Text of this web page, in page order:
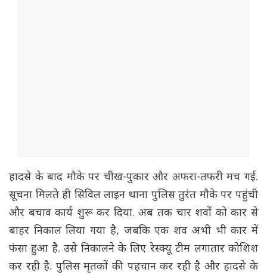
हादसे के बाद मौके पर चीख-पुकार और अफरा-तफरी मच गई.
सूचना मिलते ही सिविल लाइन थाना पुलिस तुरंत मौके पर पहुंची
और बचाव कार्य शुरू कर दिया. अब तक चार शवों को कार से
बाहर निकाल लिया गया है, जबकि एक शव अभी भी कार में
फंसा हुआ है. उसे निकालने के लिए रेस्क्यू टीम लगातार कोशिश
कर रही है. पुलिस मृतकों की पहचान कर रही है और हादसे के